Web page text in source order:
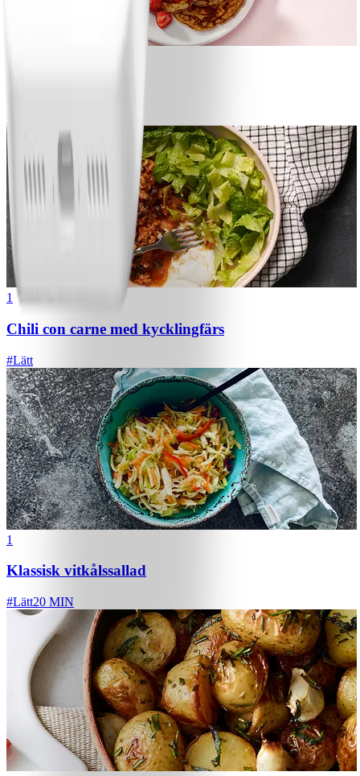
#
1
Chili con carne med kycklingfärs
#Lätt
1
Klassisk vitkålssallad
#Lätt20 MIN